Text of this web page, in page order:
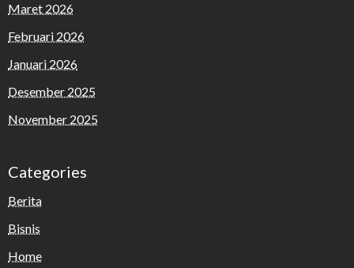
Maret 2026
Februari 2026
Januari 2026
Desember 2025
November 2025
Categories
Berita
Bisnis
Home